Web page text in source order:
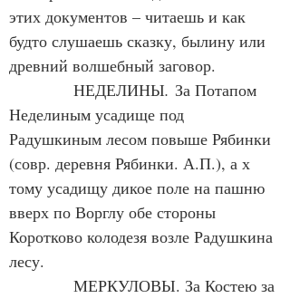
этих документов – читаешь и как
будто слушаешь сказку, былину или
древний волшебный заговор.
НЕДЕЛИНЫ. За Потапом
Неделиным усадище под
Радушкиным лесом повыше Рябинки
(совр. деревня Рябинки. А.П.), а х
тому усадищу дикое поле на пашню
вверх по Ворглу обе стороны
Коротково колодезя возле Радушкина
лесу.
МЕРКУЛОВЫ. За Костею за